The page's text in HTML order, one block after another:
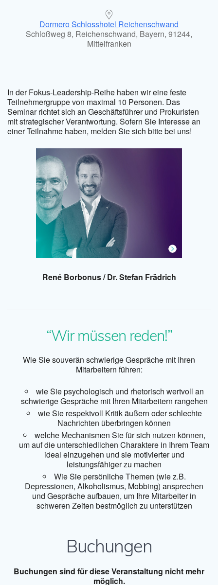
Dormero Schlosshotel Reichenschwand
Schloßweg 8, Reichenschwand, Bayern, 91244,
Mittelfranken
In der Fokus-Leadership-Reihe haben wir eine feste
Teilnehmergruppe von maximal 10 Personen. Das
Seminar richtet sich an Geschäftsführer und Prokuristen
mit strategischer Verantwortung. Sofern Sie Interesse an
einer Teilnahme haben, melden Sie sich bitte bei uns!
René Borbonus / Dr. Stefan Frädrich
“Wir müssen reden!”
Wie Sie souverän schwierige Gespräche mit Ihren
Mitarbeitern führen:
wie Sie psychologisch und rhetorisch wertvoll an
schwierige Gespräche mit Ihren Mitarbeitern rangehen
wie Sie respektvoll Kritik äußern oder schlechte
Nachrichten überbringen können
welche Mechanismen Sie für sich nutzen können,
um auf die unterschiedlichen Charaktere in Ihrem Team
ideal einzugehen und sie motivierter und
leistungsfähiger zu machen
Wie Sie persönliche Themen (wie z.B.
Depressionen, Alkoholismus, Mobbing) ansprechen
und Gespräche aufbauen, um Ihre Mitarbeiter in
schweren Zeiten bestmöglich zu unterstützen
Buchungen
Buchungen sind für diese Veranstaltung nicht mehr
möglich.